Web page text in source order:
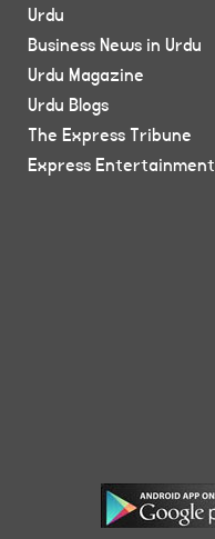
Urdu
Business News in Urdu
Urdu Magazine
Urdu Blogs
The Express Tribune
Express Entertainment